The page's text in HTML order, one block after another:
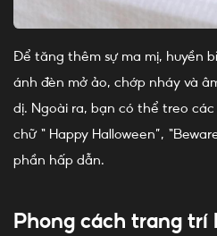
Để tăng thêm sự ma mị, huyền
ánh đèn mở ảo, chớp nháy và
dị. Ngoài ra, bạn có thể treo
chữ “ Happy Halloween”,
phần hấp dẫn.
Phong cách trang trí